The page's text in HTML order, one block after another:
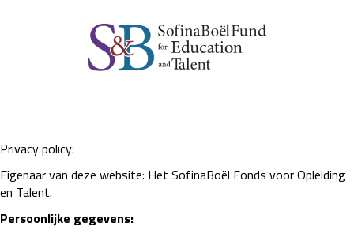
Privacy policy:
Eigenaar van deze website: Het SofinaBoël Fonds voor Opleiding
en Talent.
Persoonlijke gegevens: